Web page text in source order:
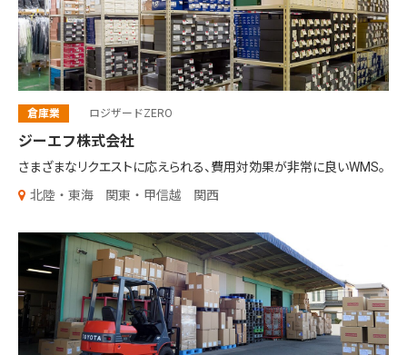
倉庫業 ロジザードZERO
ジーエフ株式会社
さまざまなリクエストに応えられる、費用対効果が非常に良いWMS。
北陸・東海
関東・甲信越 関西